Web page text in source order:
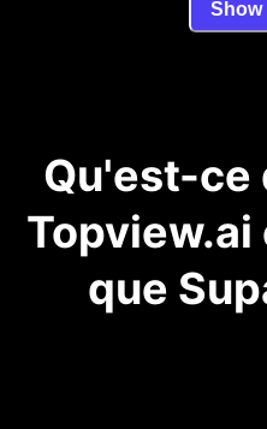
Show
Qu'est-ce
que